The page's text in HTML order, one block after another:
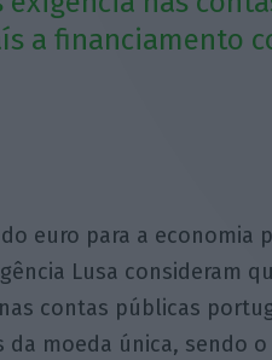
a financiamento
euro para a economia
Lusa consideram
contas públicas
moeda única, sendo